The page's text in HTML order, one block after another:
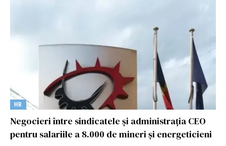
HR
Negocieri între sindicatele și administrația CEO
pentru salariile a 8.000 de mineri și energeticieni